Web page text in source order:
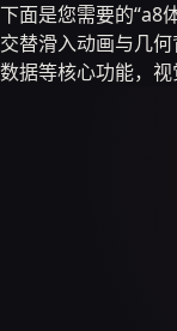
下面是您需要的“a8
交替滑入动画与几
数据等核心功能，视